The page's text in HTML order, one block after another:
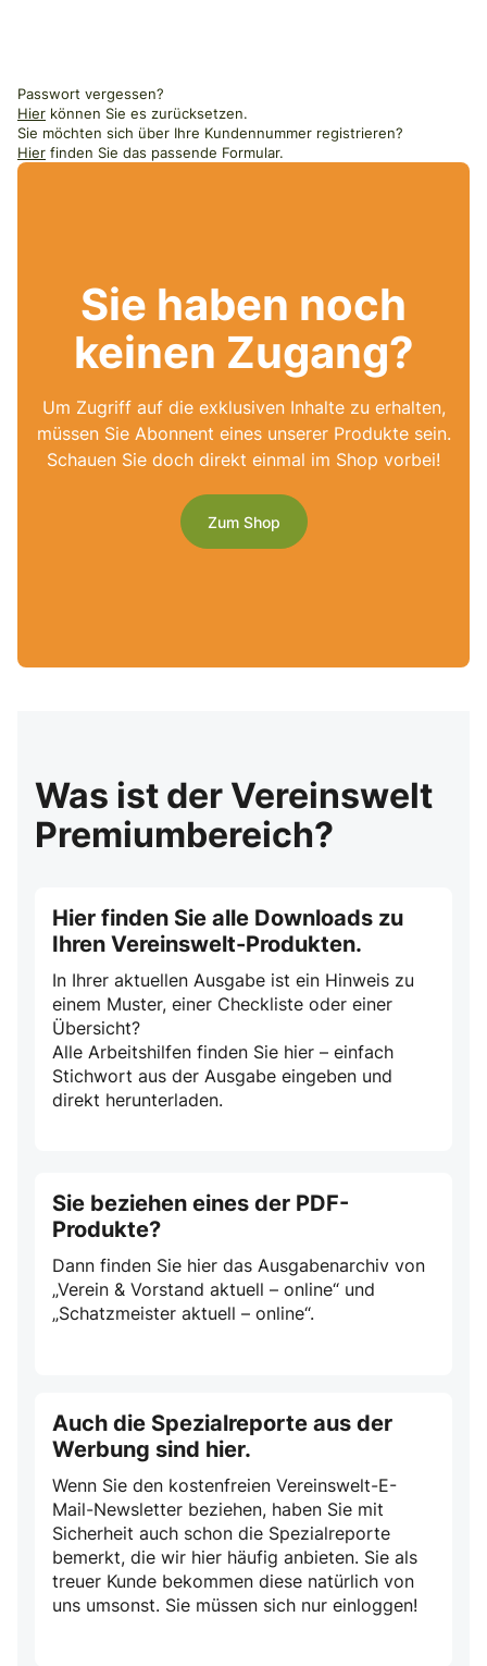
Passwort vergessen?
Hier können Sie es zurücksetzen.
Sie möchten sich über Ihre Kundennummer registrieren?
Hier finden Sie das passende Formular.
Sie haben noch
keinen Zugang?
Um Zugriff auf die exklusiven Inhalte zu erhalten,
müssen Sie Abonnent eines unserer Produkte sein.
Schauen Sie doch direkt einmal im Shop vorbei!
Zum Shop
Was ist der Vereinswelt
Premiumbereich?
Hier finden Sie alle Downloads zu
Ihren Vereinswelt-Produkten.
In Ihrer aktuellen Ausgabe ist ein Hinweis zu
einem Muster, einer Checkliste oder einer
Übersicht?
Alle Arbeitshilfen finden Sie hier – einfach
Stichwort aus der Ausgabe eingeben und
direkt herunterladen.
Sie beziehen eines der PDF-
Produkte?
Dann finden Sie hier das Ausgabenarchiv von
„Verein & Vorstand aktuell – online“ und
„Schatzmeister aktuell – online“.
Auch die Spezialreporte aus der
Werbung sind hier.
Wenn Sie den kostenfreien Vereinswelt-E-
Mail-Newsletter beziehen, haben Sie mit
Sicherheit auch schon die Spezialreporte
bemerkt, die wir hier häufig anbieten. Sie als
treuer Kunde bekommen diese natürlich von
uns umsonst. Sie müssen sich nur einloggen!